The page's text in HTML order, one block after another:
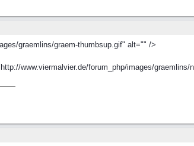
graemlins/graem-thumbsup.gif" alt="" />
www.viermalvier.de/forum_php/images/